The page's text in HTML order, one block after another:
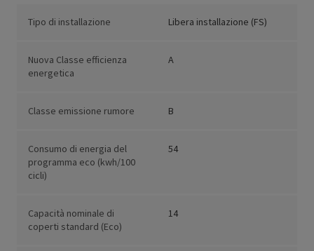
Tipo di installazione Libera installazione (FS)
Nuova Classe efficienza
energetica
A
Classe emissione rumore B
Consumo di energia del
programma eco (kwh/100
cicli)
54
Capacità nominale di
coperti standard (Eco)
14